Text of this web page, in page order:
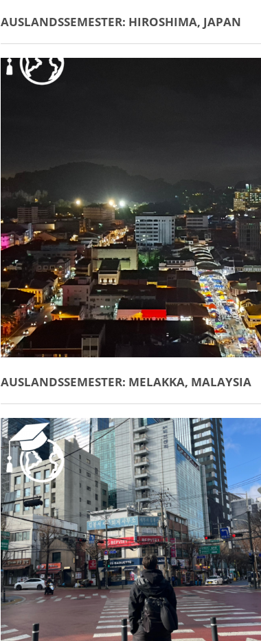
AUSLANDSSEMESTER: HIROSHIMA, JAPAN
AUSLANDSSEMESTER: MELAKKA, MALAYSIA